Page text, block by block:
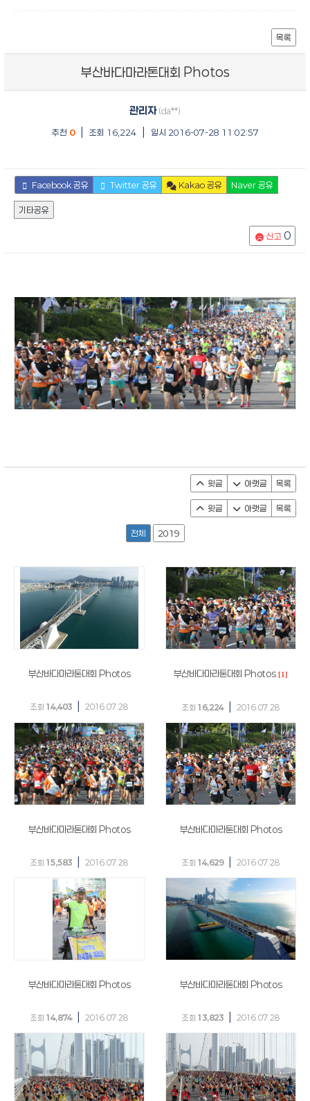
목록
부산바다마라톤대회 Photos
관리자 (da**)
추천 0 조회 16,224 일시 2016-07-28 11:02:57
Facebook 공유 Twitter 공유 Kakao 공유 Naver 공유
기타공유
신고 0
윗글 아랫글 목록
윗글 아랫글 목록
전체 2019
부산바다마라톤대회 Photos
조회 14,403 2016.07.28
부산바다마라톤대회 Photos [1]
조회 16,224 2016.07.28
부산바다마라톤대회 Photos
조회 15,583 2016.07.28
부산바다마라톤대회 Photos
조회 14,629 2016.07.28
부산바다마라톤대회 Photos
조회 14,874 2016.07.28
부산바다마라톤대회 Photos
조회 13,823 2016.07.28